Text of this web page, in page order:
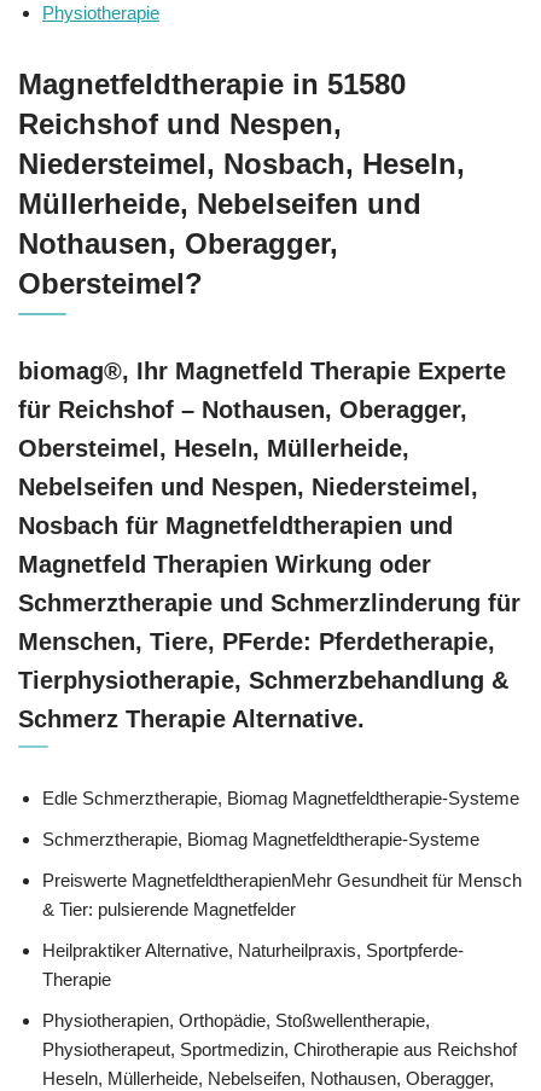
Physiotherapie
Magnetfeldtherapie in 51580
Reichshof und Nespen,
Niedersteimel, Nosbach, Heseln,
Müllerheide, Nebelseifen und
Nothausen, Oberagger,
Obersteimel?
biomag®, Ihr Magnetfeld Therapie Experte
für Reichshof – Nothausen, Oberagger,
Obersteimel, Heseln, Müllerheide,
Nebelseifen und Nespen, Niedersteimel,
Nosbach für Magnetfeldtherapien und
Magnetfeld Therapien Wirkung oder
Schmerztherapie und Schmerzlinderung für
Menschen, Tiere, PFerde: Pferdetherapie,
Tierphysiotherapie, Schmerzbehandlung &
Schmerz Therapie Alternative.
Edle Schmerztherapie, Biomag Magnetfeldtherapie-Systeme
Schmerztherapie, Biomag Magnetfeldtherapie-Systeme
Preiswerte MagnetfeldtherapienMehr Gesundheit für Mensch
& Tier: pulsierende Magnetfelder
Heilpraktiker Alternative, Naturheilpraxis, Sportpferde-
Therapie
Physiotherapien, Orthopädie, Stoßwellentherapie,
Physiotherapeut, Sportmedizin, Chirotherapie aus Reichshof
Heseln, Müllerheide, Nebelseifen, Nothausen, Oberagger,